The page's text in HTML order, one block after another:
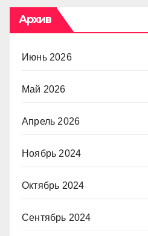
Архив
Июнь 2026
Май 2026
Апрель 2026
Ноябрь 2024
Октябрь 2024
Сентябрь 2024